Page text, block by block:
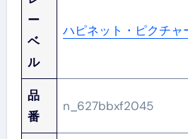
ー
ベ
ル
ハピネット・ピクチャ
品
番
n_627bbxf2045